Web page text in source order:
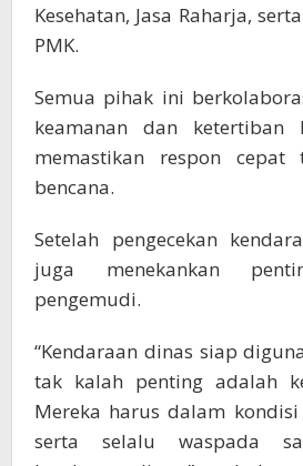
Kesehatan, Jasa Raharja,
PMK.
Semua pihak ini
keamanan dan ketertiban
memastikan respon cepat
bencana.
Setelah pengecekan
juga menekankan
pengemudi.
“Kendaraan dinas siap
tak kalah penting adalah
Mereka harus dalam
serta selalu waspada